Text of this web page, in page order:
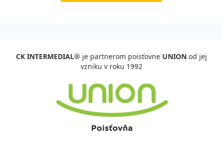
CK INTERMEDIAL® je partnerom poisťovne UNION od jej
vzniku v roku 1992